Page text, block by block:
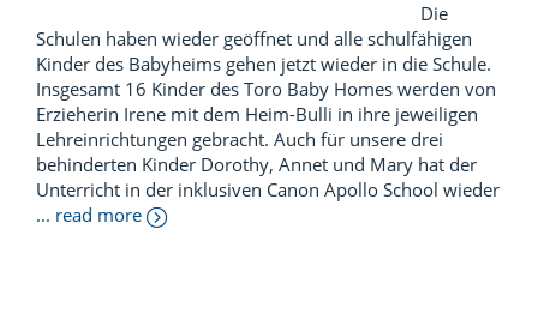
Die
Schulen haben wieder geöffnet und alle schulfähigen
Kinder des Babyheims gehen jetzt wieder in die Schule.
Insgesamt 16 Kinder des Toro Baby Homes werden von
Erzieherin Irene mit dem Heim-Bulli in ihre jeweiligen
Lehreinrichtungen gebracht. Auch für unsere drei
behinderten Kinder Dorothy, Annet und Mary hat der
Unterricht in der inklusiven Canon Apollo School wieder
... read more